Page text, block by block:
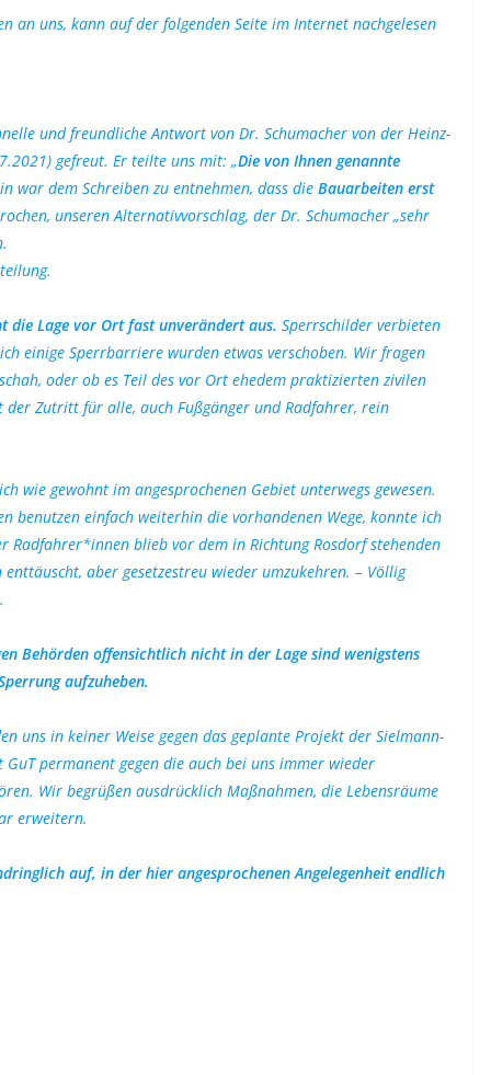
an uns, kann auf der folgenden Seite im Internet nachgelesen
und freundliche Antwort von Dr. Schumacher von der Heinz-
gefreut. Er teilte uns mit: „Die von Ihnen genannte
war dem Schreiben zu entnehmen, dass die Bauarbeiten erst
unseren Alternativvorschlag, der Dr. Schumacher „sehr
die Lage vor Ort fast unverändert aus. Sperrschilder verbieten
einige Sperrbarriere wurden etwas verschoben. Wir fragen
oder ob es Teil des vor Ort ehedem praktizierten zivilen
Zutritt für alle, auch Fußgänger und Radfahrer, rein
wie gewohnt im angesprochenen Gebiet unterwegs gewesen.
benutzen einfach weiterhin die vorhandenen Wege, konnte ich
Radfahrer*innen blieb vor dem in Richtung Rosdorf stehenden
aber gesetzestreu wieder umzukehren. – Völlig
Behörden offensichtlich nicht in der Lage sind wenigstens
aufzuheben.
uns in keiner Weise gegen das geplante Projekt der Sielmann-
permanent gegen die auch bei uns immer wieder
Wir begrüßen ausdrücklich Maßnahmen, die Lebensräume
erweitern.
auf, in der hier angesprochenen Angelegenheit endlich